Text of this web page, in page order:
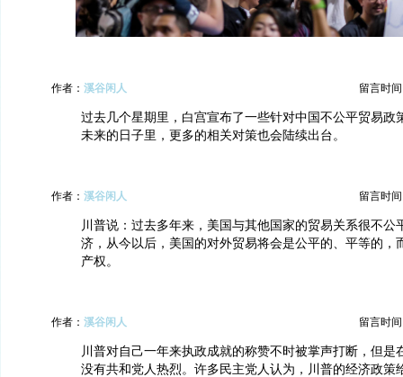
作者： 溪谷闲人 留言时间
过去几个星期里，白宫宣布了一些针对中国不公平贸易政
未来的日子里，更多的相关对策也会陆续出台。
作者： 溪谷闲人 留言时间
川普说：过去多年来，美国与其他国家的贸易关系很不公
济，从今以后，美国的对外贸易将会是公平的、平等的，
产权。
作者： 溪谷闲人 留言时间
川普对自己一年来执政成就的称赞不时被掌声打断，但是
没有共和党人热烈。许多民主党人认为，川普的经济政策